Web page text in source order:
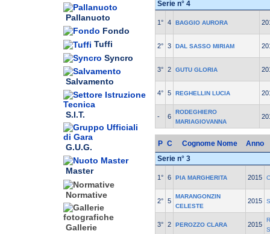
Pallanuoto
Fondo
Tuffi
Syncro
Salvamento
S.I.T.
G.U.G.
Master
Normative
Gallerie
Serie n° 4
1° 4 BAGGIO AURORA
2° 3 DAL SASSO MIRIAM
3° 2 GUTU GLORIA
4° 5 REGHELLIN LUCIA
- 6
RODEGHIERO
MARIAGIOVANNA
P C Cognome Nome
Anno
Serie n° 3
1° 6 PIA MARGHERITA 2015
2° 5
MARANGONZIN
CELESTE
2015
3° 2 PEROZZO CLARA 2015